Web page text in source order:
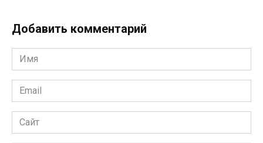
Добавить комментарий
Имя
*
Email
*
Сайт